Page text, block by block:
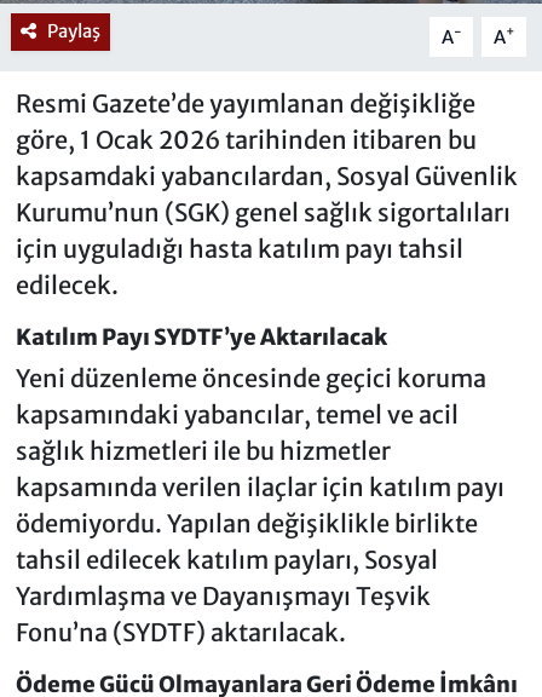
Paylaş A- A+
Resmi Gazete’de yayımlanan değişikliğe
göre, 1 Ocak 2026 tarihinden itibaren bu
kapsamdaki yabancılardan, Sosyal Güvenlik
Kurumu’nun (SGK) genel sağlık sigortalıları
için uyguladığı hasta katılım payı tahsil
edilecek.
Katılım Payı SYDTF’ye Aktarılacak
Yeni düzenleme öncesinde geçici koruma
kapsamındaki yabancılar, temel ve acil
sağlık hizmetleri ile bu hizmetler
kapsamında verilen ilaçlar için katılım payı
ödemiyordu. Yapılan değişiklikle birlikte
tahsil edilecek katılım payları, Sosyal
Yardımlaşma ve Dayanışmayı Teşvik
Fonu’na (SYDTF) aktarılacak.
Ödeme Gücü Olmayanlara Geri Ödeme İmkânı